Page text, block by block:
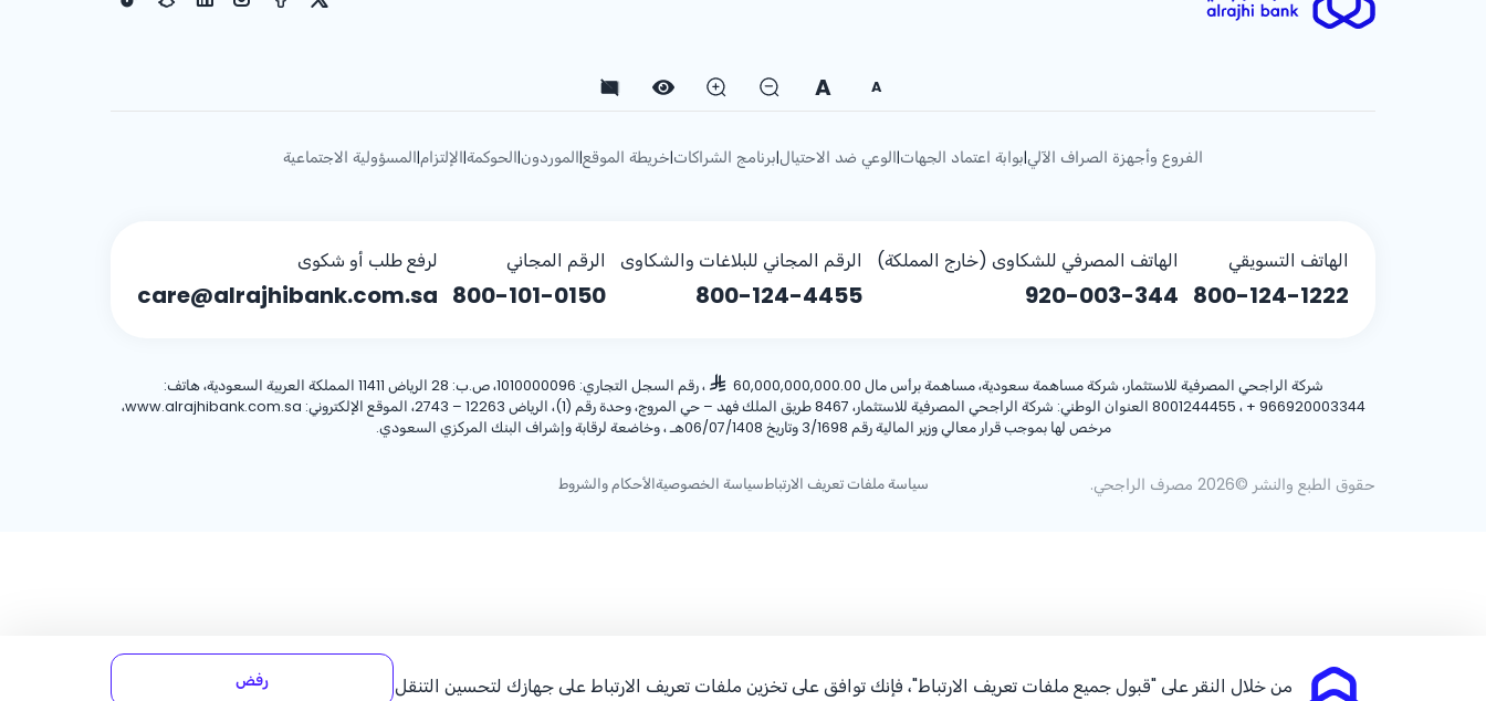
A
A
الفروع وأجهزة الصراف الآلي|بوابة اعتماد الجهات|الوعي ضد الاحتيال|برنامج الشراكات|خريطة الموقع|الموردون|الحوكمة|الإلتزام|المسؤولية الاجتماعية
الهاتف التسويقي
800-124-1222
الهاتف المصرفي للشكاوى (خارج المملكة)
920-003-344
الرقم المجاني للبلاغات والشكاوى
800-124-4455
الرقم المجاني
800-101-0150
لرفع طلب أو شكوى
care@alrajhibank.com.sa
شركة الراجحي المصرفية للاستثمار، شركة مساهمة سعودية، مساهمة برأس مال 60,000,000,000.00
، رقم السجل التجاري: 1010000096، ص.ب: 28 الرياض 11411 المملكة العربية السعودية، هاتف:
+ 966920003344
، 8001244455 العنوان الوطني: شركة الراجحي المصرفية للاستثمار، 8467 طريق الملك فهد – حي المروج، وحدة رقم (1)، الرياض 12263 – 2743، الموقع الإلكتروني: www.alrajhibank.com.sa،
مرخص لها بموجب قرار معالي وزير المالية رقم 3/1698 وتاريخ 06/07/1408هـ ، وخاضعة لرقابة وإشراف البنك المركزي السعودي.
حقوق الطبع والنشر ©2026 مصرف الراجحي. سياسة ملفات تعريف الارتباطسياسة الخصوصيةالأحكام والشروط
من خلال النقر على "قبول جميع ملفات تعريف الارتباط"، فإنك توافق على تخزين ملفات تعريف الارتباط على جهازك لتحسين التنقل رفض